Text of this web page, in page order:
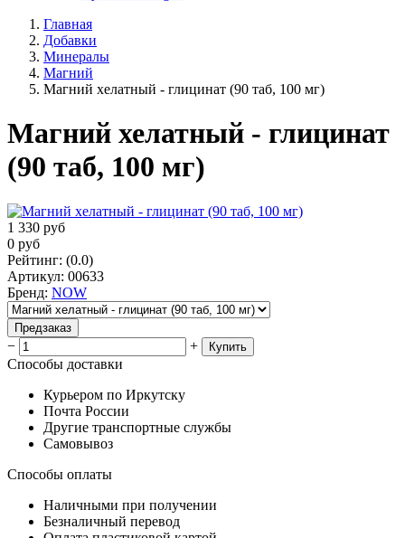
Главная
Добавки
Минералы
Магний
Магний хелатный - глицинат (90 таб, 100 мг)
Магний хелатный - глицинат
(90 таб, 100 мг)
1 330 руб
0 руб
Рейтинг: (0.0)
Артикул: 00633
Бренд: NOW
Предзаказ
− + Купить
Способы доставки
Курьером по Иркутску
Почта России
Другие транспортные службы
Самовывоз
Способы оплаты
Наличными при получении
Безналичный перевод